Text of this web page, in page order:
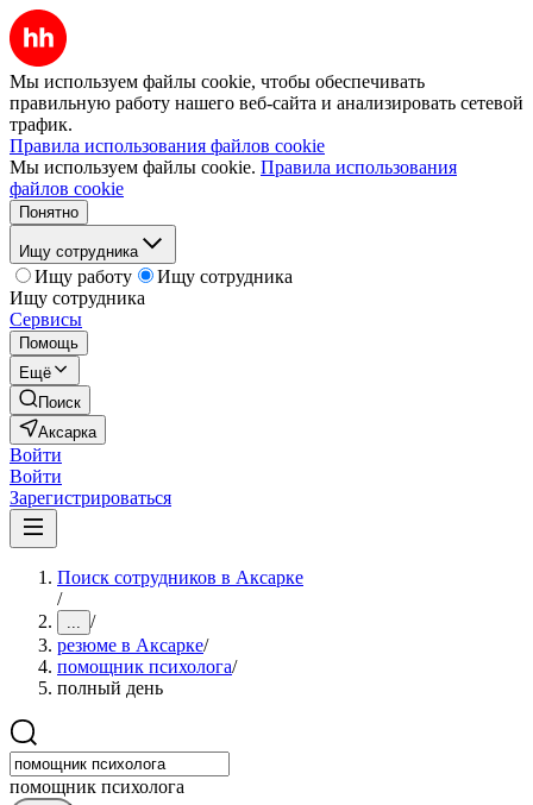
Мы используем файлы cookie, чтобы обеспечивать
правильную работу нашего веб-сайта и анализировать сетевой
трафик.
Правила использования файлов cookie
Мы используем файлы cookie. Правила использования
файлов cookie
Понятно
Ищу сотрудника
Ищу работу
Ищу сотрудника
Ищу сотрудника
Сервисы
Помощь
Ещё
Поиск
Аксарка
Войти
Войти
Зарегистрироваться
Поиск сотрудников в Аксарке
/
... /
резюме в Аксарке/
помощник психолога/
полный день
помощник психолога